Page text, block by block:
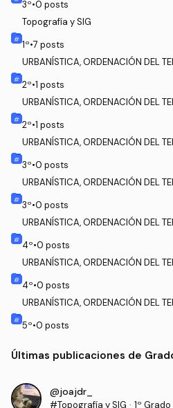
3º•0 posts
Topografía y SIG
1º•7 posts
URBANÍSTICA, ORDENACIÓN DEL
2º•1 posts
URBANÍSTICA, ORDENACIÓN DEL
2º•1 posts
URBANÍSTICA, ORDENACIÓN DEL
3º•0 posts
URBANÍSTICA, ORDENACIÓN DEL
3º•0 posts
URBANÍSTICA, ORDENACIÓN DEL
4º•0 posts
URBANÍSTICA, ORDENACIÓN DEL
4º•0 posts
URBANÍSTICA, ORDENACIÓN DEL
5º•0 posts
Últimas publicaciones de
@joajdr_
#Topografía y SIG · 1º